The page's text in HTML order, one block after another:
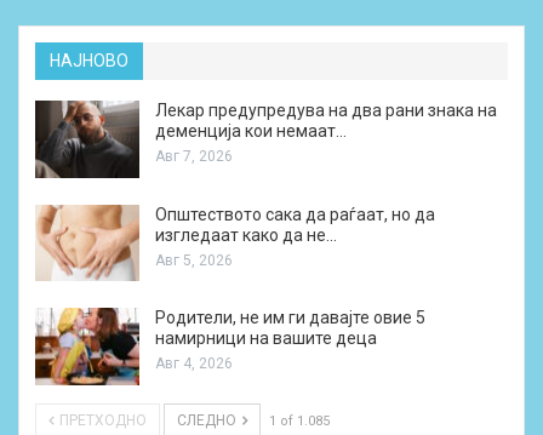
НАЈНОВО
Лекар предупредува на два рани знака на
деменција кои немаат…
Авг 7, 2026
Општеството сака да раѓаат, но да
изгледаат како да не…
Авг 5, 2026
Родители, не им ги давајте овие 5
намирници на вашите деца
Авг 4, 2026
ПРЕТХОДНО СЛЕДНО 1 of 1.085